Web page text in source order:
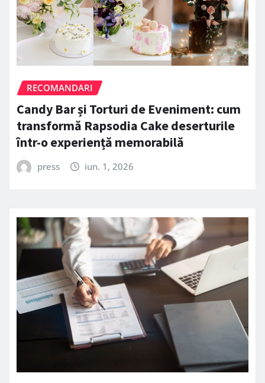
RECOMANDARI
Candy Bar și Torturi de Eveniment: cum
transformă Rapsodia Cake deserturile
într-o experiență memorabilă
press iun. 1, 2026